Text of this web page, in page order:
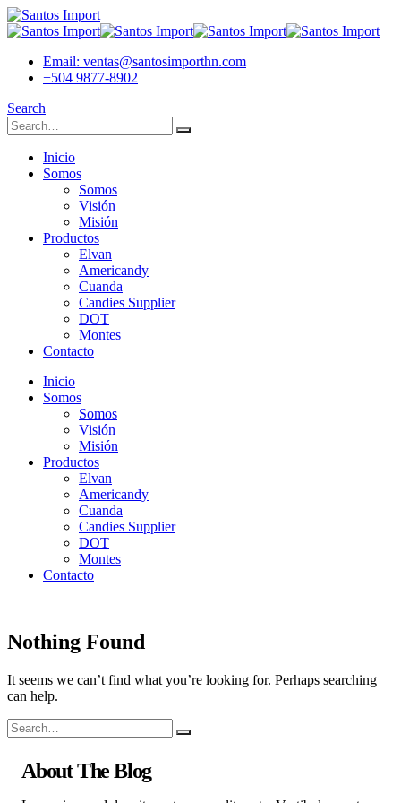
Email: ventas@santosimporthn.com
+504 9877-8902
Search
Inicio
Somos
Somos
Visión
Misión
Productos
Elvan
Americandy
Cuanda
Candies Supplier
DOT
Montes
Contacto
Inicio
Somos
Somos
Visión
Misión
Productos
Elvan
Americandy
Cuanda
Candies Supplier
DOT
Montes
Contacto
Nothing Found
It seems we can’t find what you’re looking for. Perhaps searching
can help.
About The Blog